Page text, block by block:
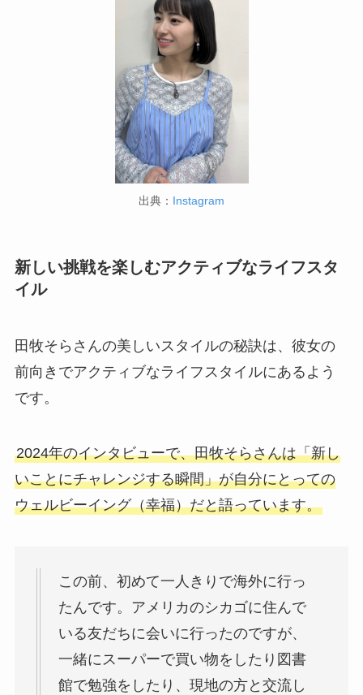
出典： Instagram
新しい挑戦を楽しむアクティブなライフスタ
イル
田牧そらさんの美しいスタイルの秘訣は、彼女の
前向きでアクティブなライフスタイルにあるよう
です。
2024年のインタビューで、田牧そらさんは「新し
いことにチャレンジする瞬間」が自分にとっての
ウェルビーイング（幸福）だと語っています。
この前、初めて一人きりで海外に行っ
たんです。アメリカのシカゴに住んで
いる友だちに会いに行ったのですが、
一緒にスーパーで買い物をしたり図書
館で勉強をしたり、現地の方と交流し